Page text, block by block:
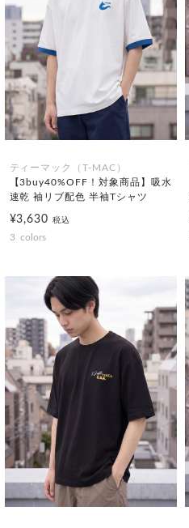
ティーマック（T-MAC）
【3buy40%OFF！対象商品】吸水
速乾 袖リブ配色 半袖Tシャツ
¥3,630税込
3 colors